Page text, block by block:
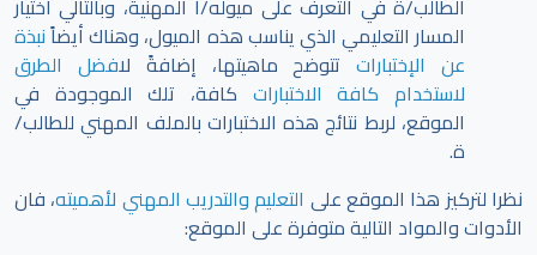
المسار التعليمي الذي يناسب هذه الميول، وهناك أيضاًنبذة
عن الإختباراتتتوضح ماهيتها، إضافةً لافضل الطرق
لاستخدام كافة الاختبارات كافة، تلك الموجودة في
الموقع، لربط نتائج هذه الاختبارات بالملف المهني للطالب/
ة.
نظرا لتركيز هذا الموقع على التعليم والتدريب المهني لأهميته، فان
الأدوات والمواد التالية متوفرة على الموقع: